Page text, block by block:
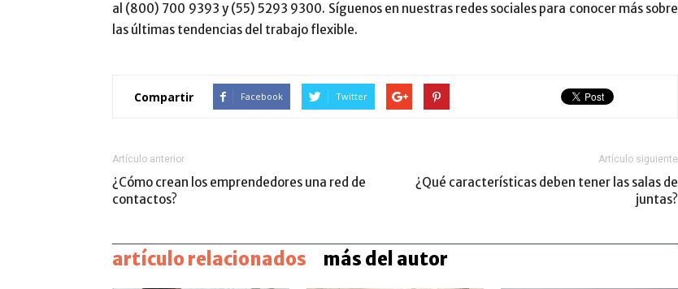
al (800) 700 9393 y (55) 5293 9300. Síguenos en nuestras redes sociales para conocer más sobre
las últimas tendencias del trabajo flexible.
Compartir Facebook Twitter
Artículo anterior
¿Cómo crean los emprendedores una red de
contactos?
Artículo siguiente
¿Qué características deben tener las salas de
juntas?
artículo relacionados más del autor